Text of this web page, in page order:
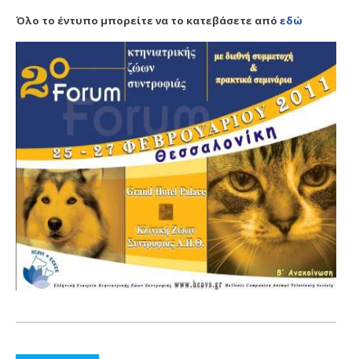
Όλο το έντυπο μπορείτε να το κατεβάσετε από εδώ